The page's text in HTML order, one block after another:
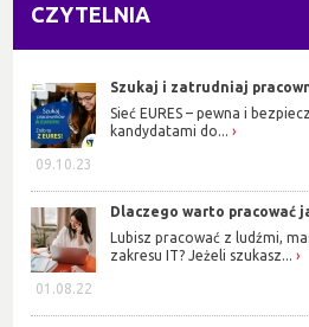
CZYTELNIA
09.10.23
Szukaj i zatrudniaj
Sieć EURES – pewna i
kandydatami do...
01.08.22
Dlaczego warto pracować
Lubisz pracować z ludźmi,
zakresu IT? Jeżeli szukasz...